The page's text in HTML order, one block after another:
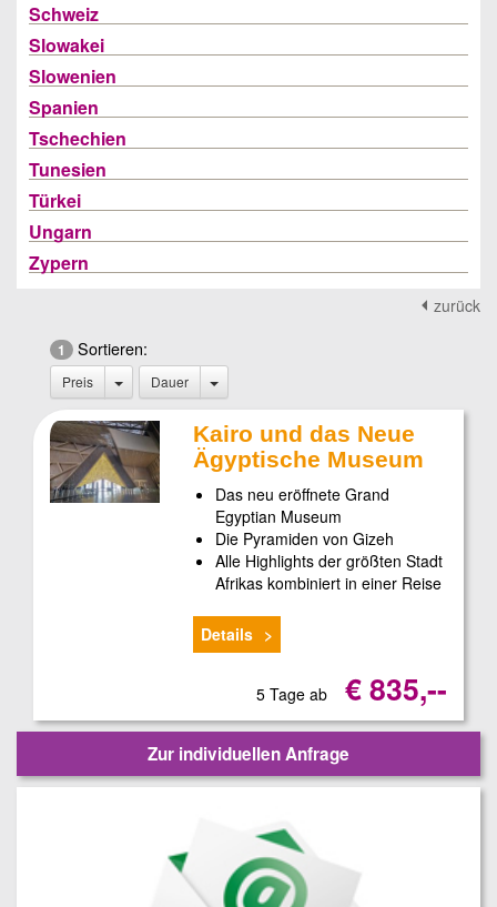
Schweiz
Slowakei
Slowenien
Spanien
Tschechien
Tunesien
Türkei
Ungarn
Zypern
zurück
1 Sortieren:
Preis Dauer
Kairo und das Neue
Ägyptische Museum
Das neu eröffnete Grand
Egyptian Museum
Die Pyramiden von Gizeh
Alle Highlights der größten Stadt
Afrikas kombiniert in einer Reise
Details
5 Tage ab € 835,--
Zur individuellen Anfrage